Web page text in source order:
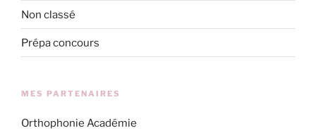
Non classé
Prépa concours
MES PARTENAIRES
Orthophonie Académie